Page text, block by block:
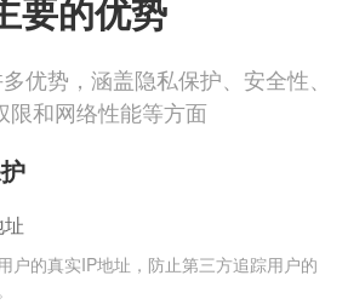
要的优势
优势，涵盖隐私保护、安全性、
限和网络性能等方面
户的真实IP地址，防止第三方追踪用户的